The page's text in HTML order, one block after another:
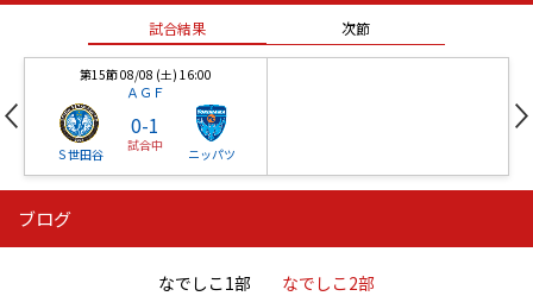
試合結果 次節
第15節 08/08 (土) 16:00
ＡＧＦ
Ｓ世田谷
0-1
試合中
ニッパツ
ニッパツ 石人の星
ブログ
なでしこ1部 なでしこ2部